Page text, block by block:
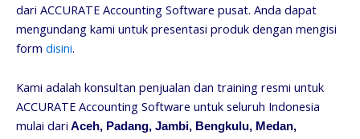
dari ACCURATE Accounting Software pusat. Anda dapat
mengundang kami untuk presentasi produk dengan mengisi
form disini.
Kami adalah konsultan penjualan dan training resmi untuk
ACCURATE Accounting Software untuk seluruh Indonesia
mulai dari Aceh, Padang, Jambi, Bengkulu, Medan,